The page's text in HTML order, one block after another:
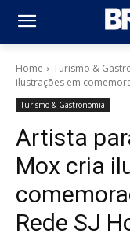
Home Turismo &
ilustrações em
Turismo & Gastronomia
Artista
Mox cria
Rede SJ